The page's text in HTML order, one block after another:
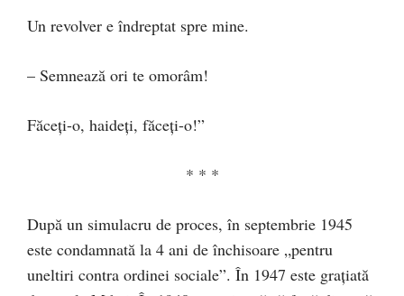
Un revolver e îndreptat spre mine.
– Semnează ori te omorâm!
Făceți-o, haideți, făceți-o!”
* * *
După un simulacru de proces, în septembrie 1945
este condamnată la 4 ani de închisoare „pentru
uneltiri contra ordinei sociale”. În 1947 este grațiată